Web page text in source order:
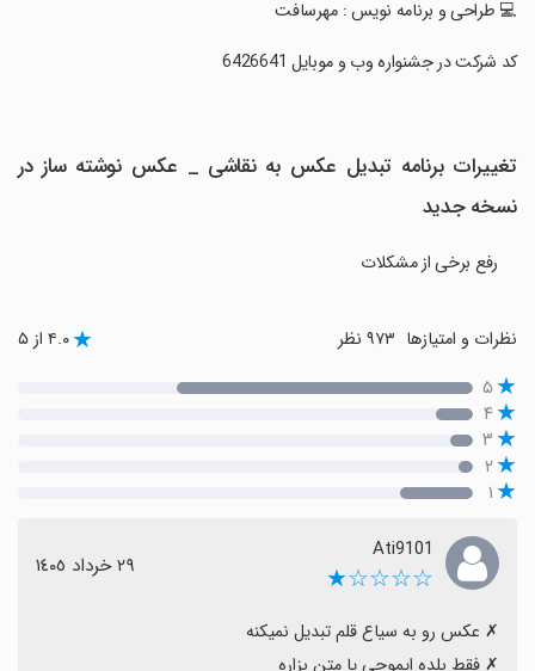
‏💻 طراحی و برنامه نویس : مهرسافت
‏کد شرکت در جشنواره وب و موبایل 6426641
تغییرات برنامه ‏تبدیل عکس به نقاشی _ عکس نوشته ساز در
نسخه جدید
رفع برخی از مشکلات
نظرات و امتیازها ۴.۰ از ۵
۵
۴
۳
۲
۱
Ati9101
☆☆☆☆★ ٢٩ خرداد ١٤٠٥